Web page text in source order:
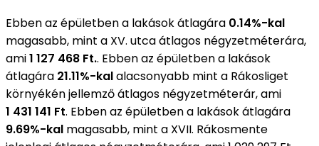
Ebben az épületben a lakások átlagára 0.14%-kal
magasabb, mint a XV. utca átlagos négyzetméterára,
ami1 127 468 Ft.. Ebben az épületben a lakások
átlagára 21.11%-kalalacsonyabb mint a Rákosliget
környékén jellemző átlagos négyzetméterár, ami
1 431 141 Ft. Ebben az épületben a lakások átlagára
9.69%-kal magasabb, mint a XVII. Rákosmente